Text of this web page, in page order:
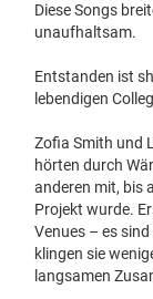
Diese Songs
unaufhaltsam.
Entstanden ist
lebendigen
Zofia Smith und
hörten durch
anderen mit, bis
Projekt wurde.
Venues – es sind
klingen sie
langsamen